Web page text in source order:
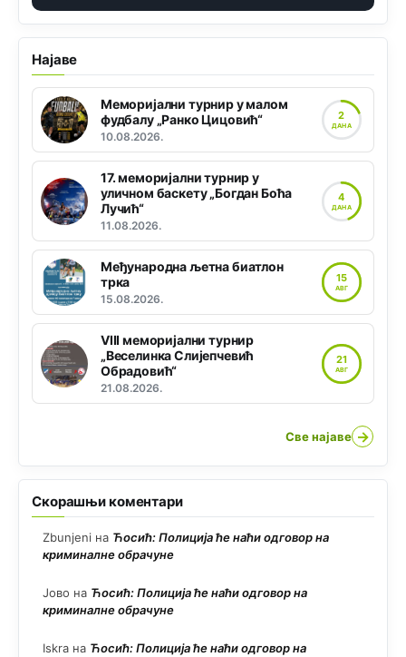
Најаве
Меморијални турнир у малом
фудбалу „Ранко Цицовић“
10.08.2026.
2
ДАНА
17. меморијални турнир у
уличном баскету „Богдан Боћа
Лучић“
11.08.2026.
4
ДАНА
Међународна љетна биатлон
трка
15.08.2026.
15
АВГ
VIII меморијални турнир
„Веселинка Слијепчевић
Обрадовић“
21.08.2026.
21
АВГ
Све најаве →
Скорашњи коментари
Zbunjeni на Ћосић: Полиција ће наћи одговор на
криминалне обрачуне
Јово на Ћосић: Полиција ће наћи одговор на
криминалне обрачуне
Iskra на Ћосић: Полиција ће наћи одговор на